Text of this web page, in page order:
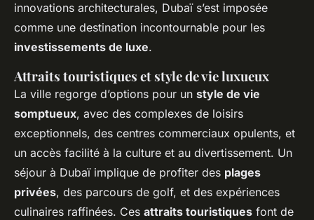
innovations architecturales, Dubaï s’est imposée
comme une destination incontournable pour les
investissements de luxe.
Attraits touristiques et style de vie luxueux
La ville regorge d’options pour un style de vie
somptueux, avec des complexes de loisirs
exceptionnels, des centres commerciaux opulents, et
un accès facilité à la culture et au divertissement. Un
séjour à Dubaï implique de profiter des plages
privées, des parcours de golf, et des expériences
culinaires raffinées. Ces attraits touristiques font de